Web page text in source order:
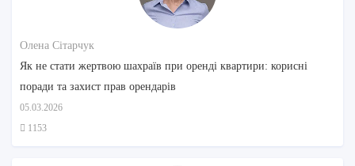
Олена Сітарчук
Як не стати жертвою шахраїв при оренді квартири: корисні
поради та захист прав орендарів
05.03.2026
1153